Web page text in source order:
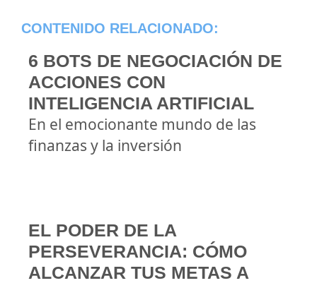
CONTENIDO RELACIONADO:
6 BOTS DE NEGOCIACIÓN DE
ACCIONES CON
INTELIGENCIA ARTIFICIAL
En el emocionante mundo de las
finanzas y la inversión
EL PODER DE LA
PERSEVERANCIA: CÓMO
ALCANZAR TUS METAS A